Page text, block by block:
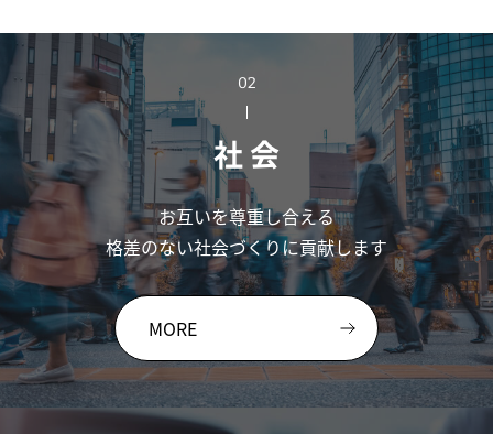
02
社 会
お互いを尊重し合える
格差のない社会づくりに貢献します
MORE